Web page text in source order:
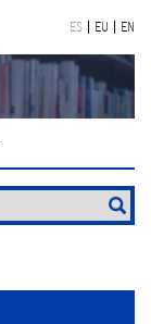
ES EU EN